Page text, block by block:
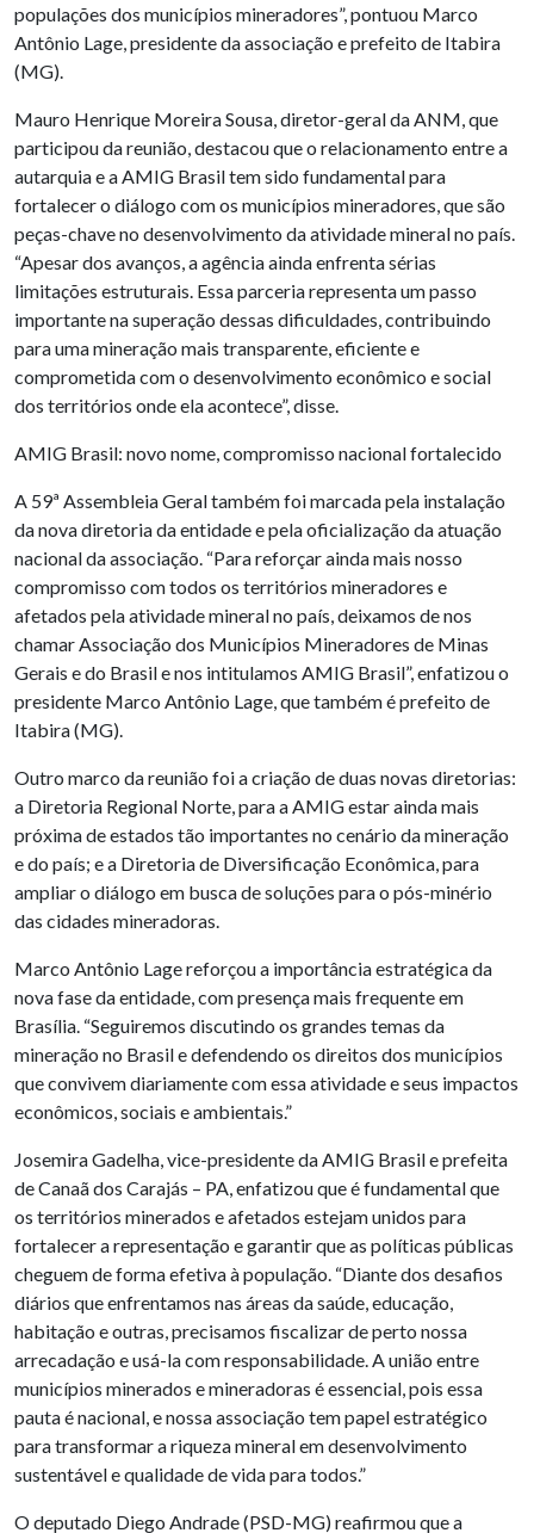
populações dos municípios mineradores”, pontuou Marco
Antônio Lage, presidente da associação e prefeito de Itabira
(MG).
Mauro Henrique Moreira Sousa, diretor-geral da ANM, que
participou da reunião, destacou que o relacionamento entre a
autarquia e a AMIG Brasil tem sido fundamental para
fortalecer o diálogo com os municípios mineradores, que são
peças-chave no desenvolvimento da atividade mineral no país.
“Apesar dos avanços, a agência ainda enfrenta sérias
limitações estruturais. Essa parceria representa um passo
importante na superação dessas dificuldades, contribuindo
para uma mineração mais transparente, eficiente e
comprometida com o desenvolvimento econômico e social
dos territórios onde ela acontece”, disse.
AMIG Brasil: novo nome, compromisso nacional fortalecido
A 59ª Assembleia Geral também foi marcada pela instalação
da nova diretoria da entidade e pela oficialização da atuação
nacional da associação. “Para reforçar ainda mais nosso
compromisso com todos os territórios mineradores e
afetados pela atividade mineral no país, deixamos de nos
chamar Associação dos Municípios Mineradores de Minas
Gerais e do Brasil e nos intitulamos AMIG Brasil”, enfatizou o
presidente Marco Antônio Lage, que também é prefeito de
Itabira (MG).
Outro marco da reunião foi a criação de duas novas diretorias:
a Diretoria Regional Norte, para a AMIG estar ainda mais
próxima de estados tão importantes no cenário da mineração
e do país; e a Diretoria de Diversificação Econômica, para
ampliar o diálogo em busca de soluções para o pós-minério
das cidades mineradoras.
Marco Antônio Lage reforçou a importância estratégica da
nova fase da entidade, com presença mais frequente em
Brasília. “Seguiremos discutindo os grandes temas da
mineração no Brasil e defendendo os direitos dos municípios
que convivem diariamente com essa atividade e seus impactos
econômicos, sociais e ambientais.”
Josemira Gadelha, vice-presidente da AMIG Brasil e prefeita
de Canaã dos Carajás – PA, enfatizou que é fundamental que
os territórios minerados e afetados estejam unidos para
fortalecer a representação e garantir que as políticas públicas
cheguem de forma efetiva à população. “Diante dos desafios
diários que enfrentamos nas áreas da saúde, educação,
habitação e outras, precisamos fiscalizar de perto nossa
arrecadação e usá-la com responsabilidade. A união entre
municípios minerados e mineradoras é essencial, pois essa
pauta é nacional, e nossa associação tem papel estratégico
para transformar a riqueza mineral em desenvolvimento
sustentável e qualidade de vida para todos.”
O deputado Diego Andrade (PSD-MG) reafirmou que a